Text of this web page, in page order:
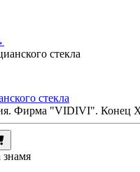
стекла
Фирма "VIDIVI". Конец